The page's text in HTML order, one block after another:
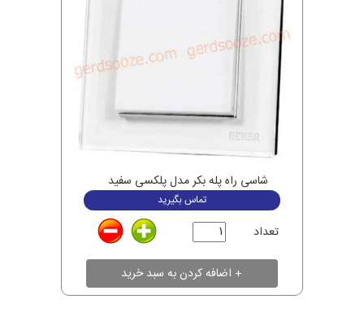
شاسی راه پله بکر مدل پلکسی سفید
تماس بگیرید
تعداد